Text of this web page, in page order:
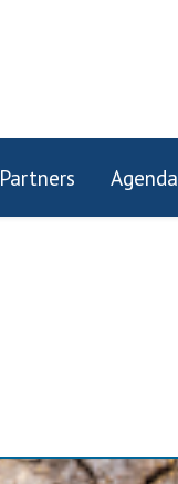
Partners Agenda